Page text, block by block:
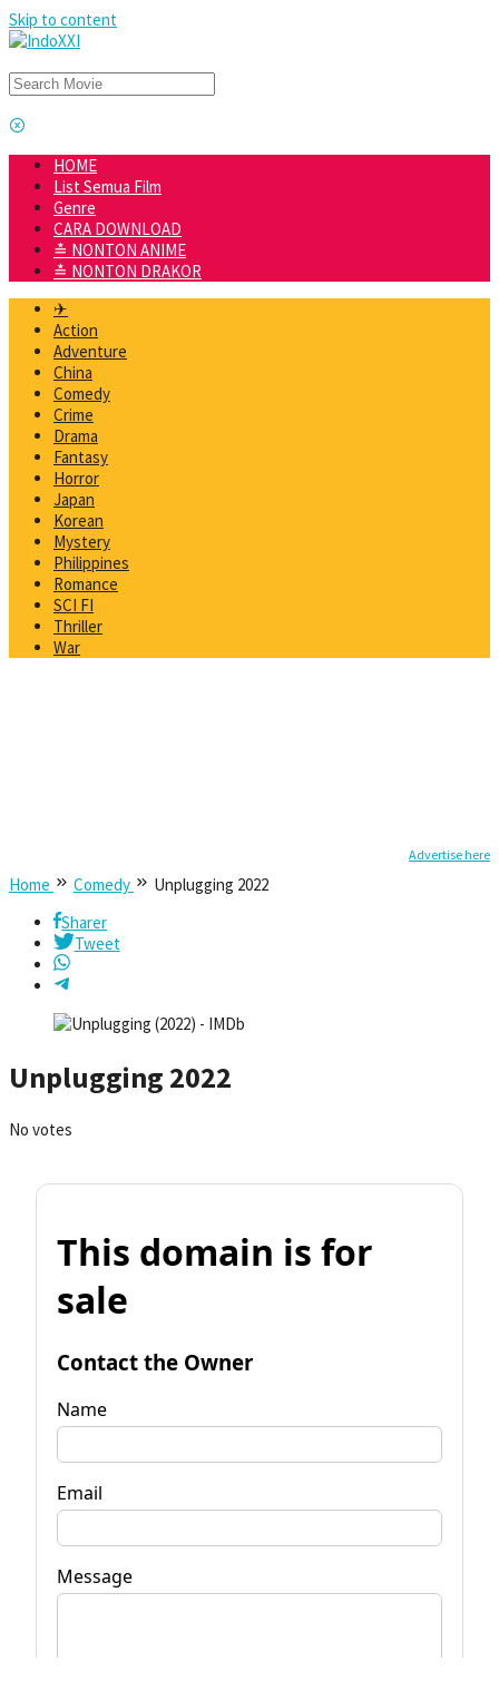
Skip to content
HOME
List Semua Film
Genre
CARA DOWNLOAD
≛ NONTON ANIME
≛ NONTON DRAKOR
✈
Action
Adventure
China
Comedy
Crime
Drama
Fantasy
Horror
Japan
Korean
Mystery
Philippines
Romance
SCI FI
Thriller
War
Advertise here
Home Comedy
Unplugging 2022
Sharer
Tweet
Unplugging 2022
No votes